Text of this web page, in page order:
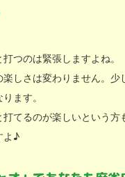
つのは緊張しますよね。
楽しさは変わりません。少
ます。
打てるのが楽しいという方
よ♪